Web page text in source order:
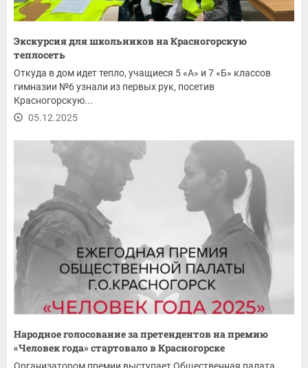
Экскурсия для школьников на Красногорскую
теплосеть
Откуда в дом идет тепло, учащиеся 5 «А» и 7 «Б» классов
гимназии №6 узнали из первых рук, посетив
Красногорскую...
05.12.2025
Народное голосование за претендентов на премию
«Человек года» стартовало в Красногорске